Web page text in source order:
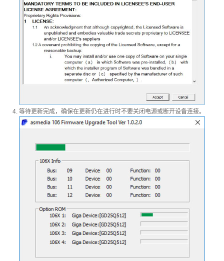
常见问题
活动花絮
Thunderbolt
等待更新完成，确保在更新仍在进行时不要关闭电源或断开设备连接。